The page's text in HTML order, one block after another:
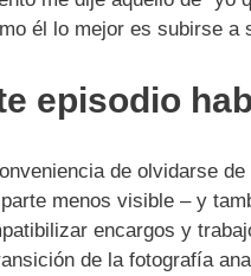
él lo mejor es subirse a
episodio
de olvidarse
menos visible – y
encargos y
de la fotografía